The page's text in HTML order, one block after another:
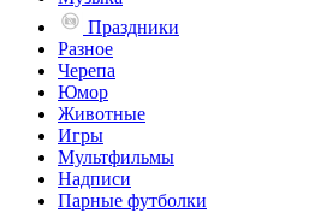
Праздники
Разное
Черепа
Юмор
Животные
Игры
Мультфильмы
Надписи
Парные футболки